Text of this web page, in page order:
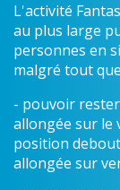
L'activité
au plus large
personnes en
malgré tout
- pouvoir
allongée sur le
position
allongée sur